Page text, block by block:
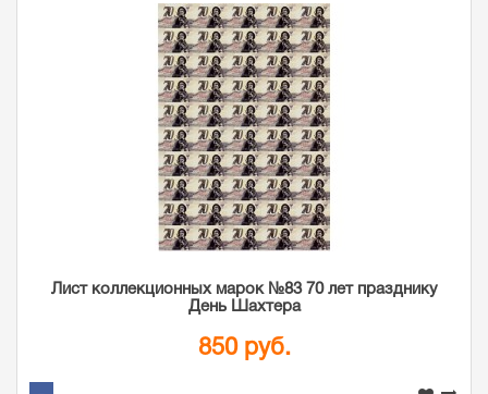
Лист коллекционных марок №83 70 лет празднику
День Шахтера
850 руб.